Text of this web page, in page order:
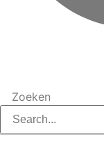
Zoeken